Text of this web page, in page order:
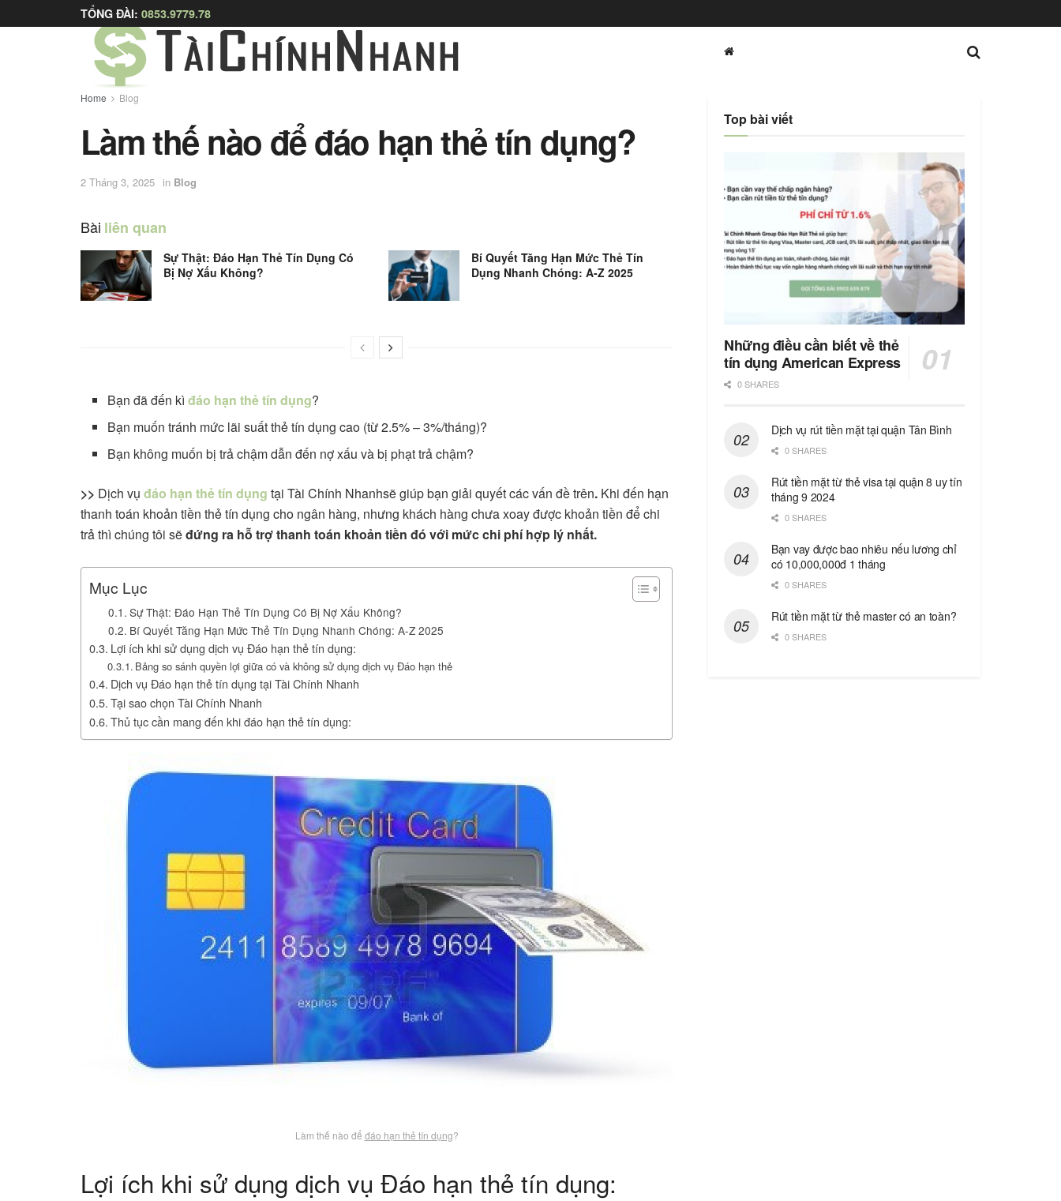
TỔNG ĐÀI: 0853.9779.78
Home Blog
Làm thế nào để đáo hạn thẻ tín dụng?
2 Tháng 3, 2025 in Blog
Bài liên quan
Sự Thật: Đáo Hạn Thẻ Tín Dụng Có
Bị Nợ Xấu Không?
Bí Quyết Tăng Hạn Mức Thẻ Tín
Dụng Nhanh Chóng: A-Z 2025
Bạn đã đến kìđáo hạn thẻ tín dụng?
Bạn muốn tránh mức lãi suất thẻ tín dụng cao (từ 2.5% – 3%/tháng)?
Bạn không muốn bị trả chậm dẫn đến nợ xấu và bị phạt trả chậm?
>> Dịch vụ đáo hạn thẻ tín dụng tại Tài Chính Nhanhsẽ giúp bạn giải quyết các vấn đề trên. Khi đến hạn
thanh toán khoản tiền thẻ tín dụng cho ngân hàng, nhưng khách hàng chưa xoay được khoản tiền để chi
trả thì chúng tôi sẽđứng ra hỗ trợ thanh toán khoản tiền đó với mức chi phí hợp lý nhất.
Mục Lục
Sự Thật: Đáo Hạn Thẻ Tín Dụng Có Bị Nợ Xấu Không?
Bí Quyết Tăng Hạn Mức Thẻ Tín Dụng Nhanh Chóng: A-Z 2025
Lợi ích khi sử dụng dịch vụ Đáo hạn thẻ tín dụng:
Bảng so sánh quyền lợi giữa có và không sử dụng dịch vụ Đáo hạn thẻ
Dịch vụ Đáo hạn thẻ tín dụng tại Tài Chính Nhanh
Tại sao chọn Tài Chính Nhanh
Thủ tục cần mang đến khi đáo hạn thẻ tín dụng:
Làm thế nào để đáo hạn thẻ tín dụng?
Lợi ích khi sử dụng dịch vụ Đáo hạn thẻ tín dụng:
Top bài viết
Những điều cần biết về thẻ
tín dụng American Express
0 SHARES
Dịch vụ rút tiền mặt tại quận Tân Bình
0 SHARES
Rút tiền mặt từ thẻ visa tại quận 8 uy tín
tháng 9 2024
0 SHARES
Bạn vay được bao nhiêu nếu lương chỉ
có 10,000,000đ 1 tháng
0 SHARES
Rút tiền mặt từ thẻ master có an toàn?
0 SHARES